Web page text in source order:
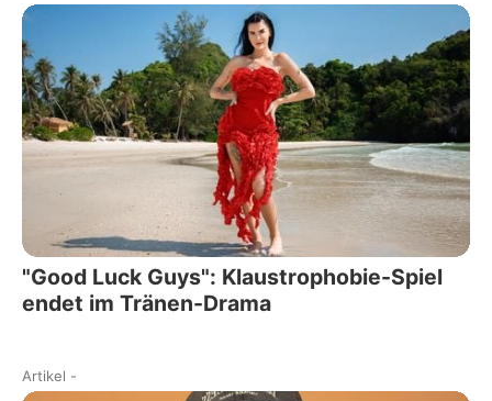
"Good Luck Guys": Klaustrophobie-Spiel
endet im Tränen-Drama
Artikel -